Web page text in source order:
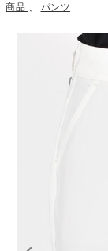
商品 、 パンツ